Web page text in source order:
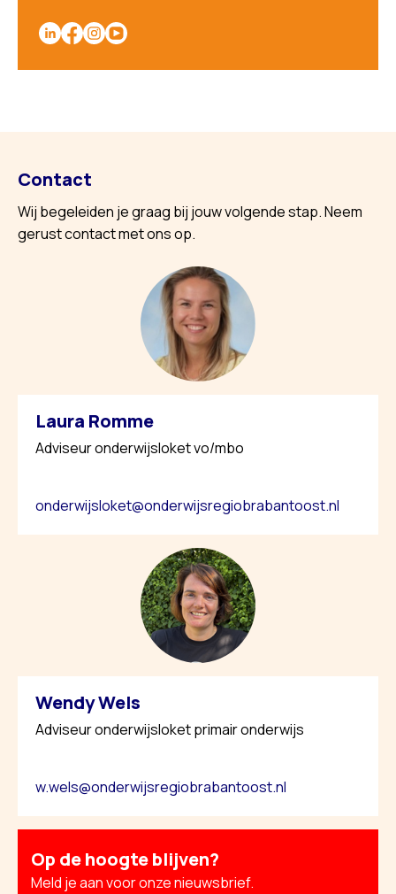
Contact
Wij begeleiden je graag bij jouw volgende stap. Neem
gerust contact met ons op.
Laura Romme
Adviseur onderwijsloket vo/mbo
onderwijsloket@onderwijsregiobrabantoost.nl
Wendy Wels
Adviseur onderwijsloket primair onderwijs
w.wels@onderwijsregiobrabantoost.nl
Op de hoogte blijven?
Meld je aan voor onze nieuwsbrief.